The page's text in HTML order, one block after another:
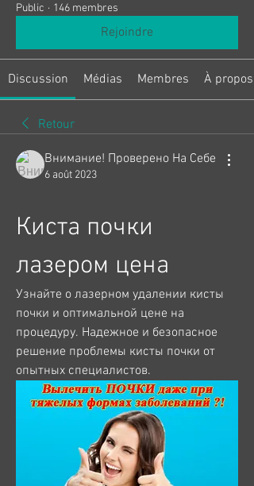
Public · 146 membres
Rejoindre
Discussion Médias Membres À propos
Retour
Внимание! Проверено На Себе
6 août 2023
Киста почки
лазером цена
Узнайте о лазерном удалении кисты
почки и оптимальной цене на
процедуру. Надежное и безопасное
решение проблемы кисты почки от
опытных специалистов.